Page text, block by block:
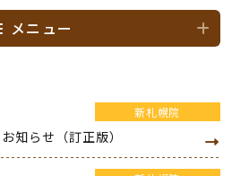
メニュー
新札幌院
知らせ（訂正版）